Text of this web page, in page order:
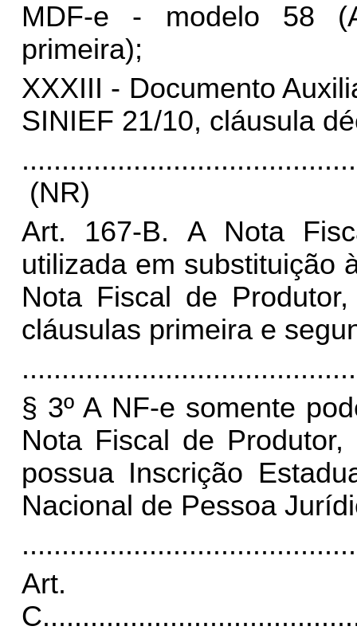
MDF-e - modelo 58
primeira);
XXXIII - Documento
SINIEF 21/10, cláusula
(NR)
Art. 167-B.A Nota
utilizada em substituição
Nota Fiscal de
cláusulas primeira e
§ 3º A NF-e somente
Nota Fiscal de
possua Inscrição
Nacional de Pessoa
Art.
C